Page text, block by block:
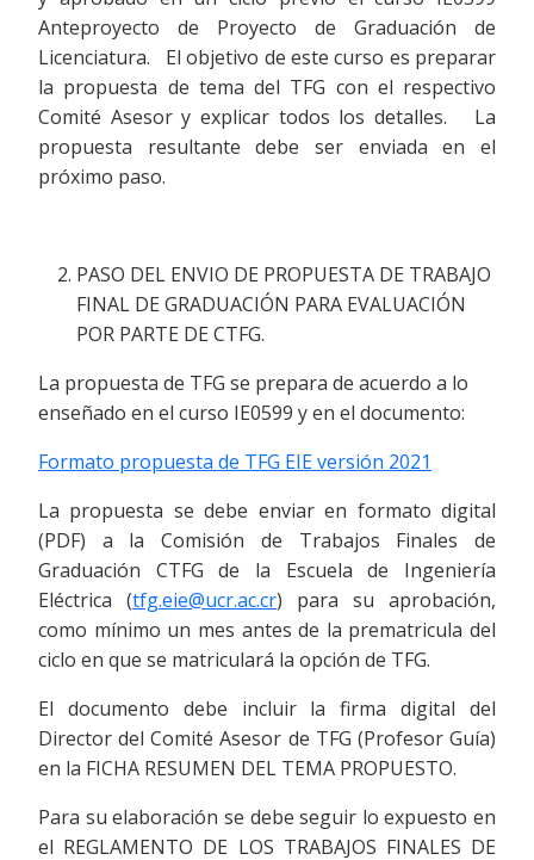
Anteproyecto de Proyecto de Graduación de
Licenciatura. El objetivo de este curso es preparar
la propuesta de tema del TFG con el respectivo
Comité Asesor y explicar todos los detalles. La
propuesta resultante debe ser enviada en el
próximo paso.
PASO DEL ENVIO DE PROPUESTA DE TRABAJO
FINAL DE GRADUACIÓN PARA EVALUACIÓN
POR PARTE DE CTFG.
La propuesta de TFG se prepara de acuerdo a lo
enseñado en el curso IE0599 y en el documento:
Formato propuesta de TFG EIE versión 2021
La propuesta se debe enviar en formato digital
(PDF) a la Comisión de Trabajos Finales de
Graduación CTFG de la Escuela de Ingeniería
Eléctrica (tfg.eie@ucr.ac.cr) para su aprobación,
como mínimo un mes antes de la prematricula del
ciclo en que se matriculará la opción de TFG.
El documento debe incluir la firma digital del
Director del Comité Asesor de TFG (Profesor Guía)
en la FICHA RESUMEN DEL TEMA PROPUESTO.
Para su elaboración se debe seguir lo expuesto en
el REGLAMENTO DE LOS TRABAJOS FINALES DE